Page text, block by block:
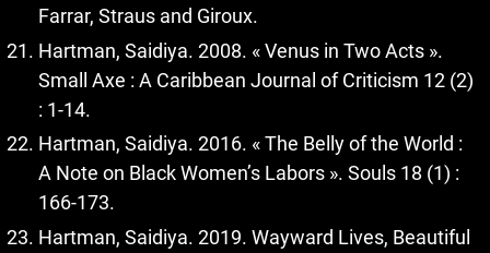
Farrar, Straus and Giroux.
Hartman, Saidiya. 2008. « Venus in Two Acts ».
Small Axe : A Caribbean Journal of Criticism 12 (2)
: 1-14.
Hartman, Saidiya. 2016. « The Belly of the World :
A Note on Black Women’s Labors ». Souls 18 (1) :
166-173.
Hartman, Saidiya. 2019. Wayward Lives, Beautiful